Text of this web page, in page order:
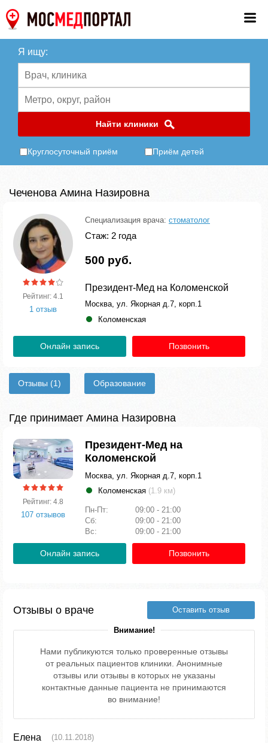
Я ищу:
Найти клиники
Круглосуточный приём Приём детей
Чеченова Амина Назировна
Рейтинг: 4.1
1 отзыв
Специализация врача: стоматолог
Стаж: 2 года
500 руб.
Президент-Мед на Коломенской
Москва, ул. Якорная д.7, корп.1
Коломенская
Онлайн запись Позвонить
Отзывы (1) Образование
Где принимает Амина Назировна
Рейтинг: 4.8
107 отзывов
Президент-Мед на
Коломенской
Москва, ул. Якорная д.7, корп.1
Коломенская (1.9 км)
Пн-Пт:
09:00 - 21:00
Сб:
09:00 - 21:00
Вс:
09:00 - 21:00
Онлайн запись Позвонить
Отзывы о враче Оставить отзыв
Внимание!
Нами публикуются только проверенные отзывы
от реальных пациентов клиники. Анонимные
отзывы или отзывы в которых не указаны
контактные данные пациента не принимаются
во внимание!
Елена (10.11.2018)